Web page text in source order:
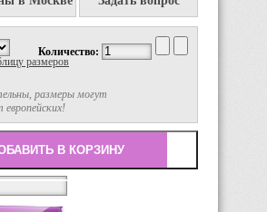
размеры могут
размеров
Количество: